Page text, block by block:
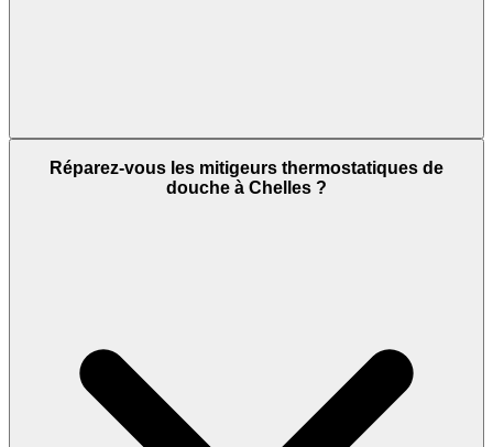
Réparez-vous les mitigeurs thermostatiques de
douche à Chelles ?